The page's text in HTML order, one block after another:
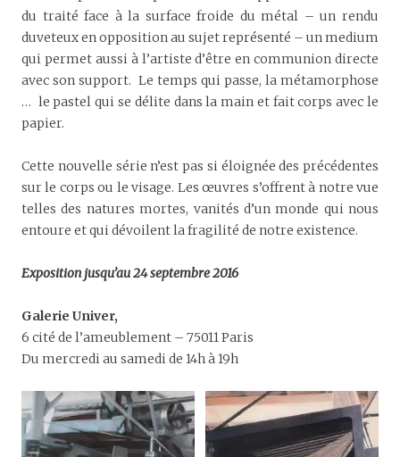
du traité face à la surface froide du métal – un rendu
duveteux en opposition au sujet représenté – un medium
qui permet aussi à l’artiste d’être en communion directe
avec son support. Le temps qui passe, la métamorphose
… le pastel qui se délite dans la main et fait corps avec le
papier.
Cette nouvelle série n’est pas si éloignée des précédentes
sur le corps ou le visage. Les œuvres s’offrent à notre vue
telles des natures mortes, vanités d’un monde qui nous
entoure et qui dévoilent la fragilité de notre existence.
Exposition jusqu’au 24 septembre 2016
Galerie Univer,
6 cité de l’ameublement – 75011 Paris
Du mercredi au samedi de 14h à 19h